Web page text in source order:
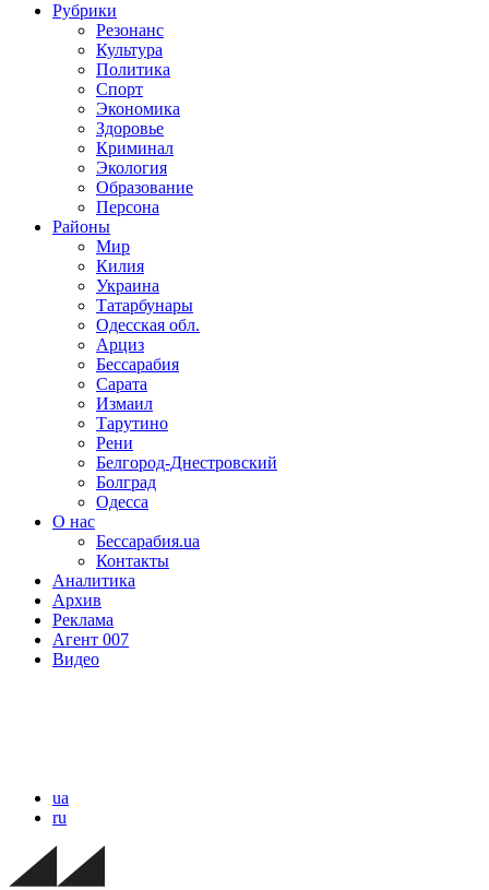
Рубрики
Резонанс
Культура
Политика
Спорт
Экономика
Здоровье
Криминал
Экология
Образование
Персона
Районы
Мир
Килия
Украина
Татарбунары
Одесская обл.
Арциз
Бессарабия
Сарата
Измаил
Тарутино
Рени
Белгород-Днестровский
Болград
Одесса
О нас
Бессарабия.ua
Контакты
Аналитика
Архив
Реклама
Агент 007
Видео
ua
ru